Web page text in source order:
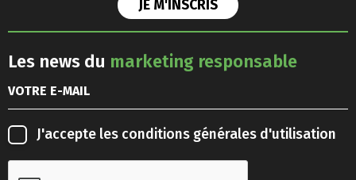
Les news du marketing responsable
J'accepte les conditions générales d'utilisation